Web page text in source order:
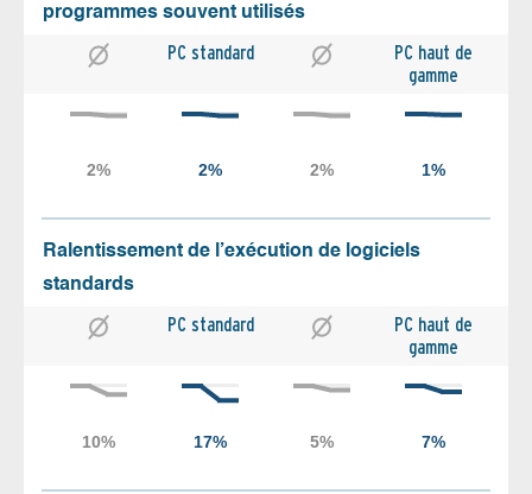
programmes souvent utilisés
PC standard
PC haut de
gamme
Ralentissement de l’exécution de logiciels
standards
PC standard
PC haut de
gamme